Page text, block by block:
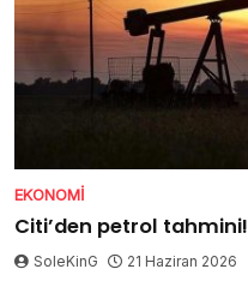
EKONOMI
Citi’den petrol tahmini!
SoleKinG 21 Haziran 2026